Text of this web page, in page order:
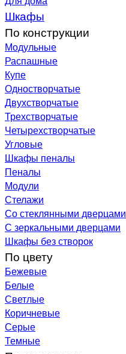
Шкафы
По конструкции
Модульные
Распашные
Купе
Одностворчатые
Двухстворчатые
Трехстворчатые
Четырехстворчатые
Угловые
Шкафы пеналы
Пеналы
Модули
Стелажи
Со стеклянными дверцами
С зеркальными дверцами
Шкафы без створок
По цвету
Бежевые
Белые
Светлые
Коричневые
Серые
Темные